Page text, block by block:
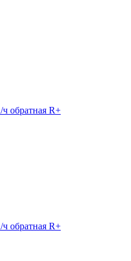
обратная R+
обратная R+